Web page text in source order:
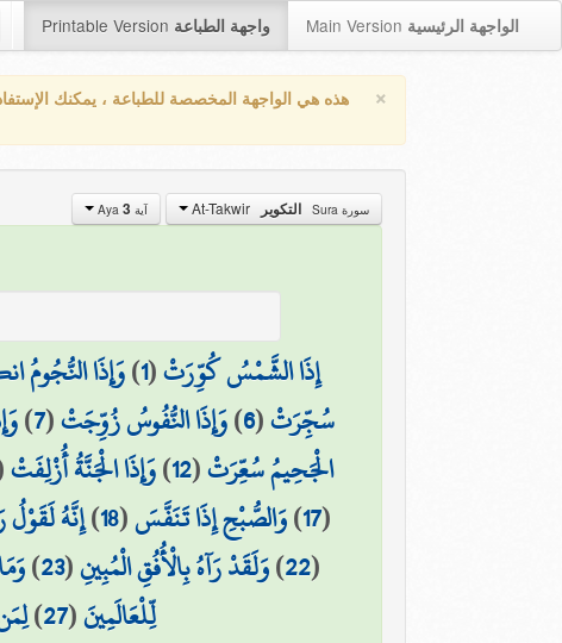
Printable Version واجهة الطباعة Main Version الواجهة الرئيسية
× هذه هي الواجهة المخصصة للطباعة ، يمكنك
سورة Sura التكوير آية Aya 3
إِذَا الشَّمْسُ كُوِّرَتْ(
1
)وَإِذَا
سُجِّرَتْ(
6
)وَإِذَا النُّفُوسُ زُوِّجَتْ(
7
)
الْجَحِيمُ سُعِّرَتْ(
12
)وَإِذَا الْجَنَّةُ أُزْلِفَتْ
(
17
)وَالصُّبْحِ إِذَا تَنَفَّسَ(
18
)إِنَّهُ
(
22
)وَلَقَدْ رَآهُ بِالْأُفُقِ الْمُبِينِ(
23
)
لِّلْعَالَمِينَ(
27
)